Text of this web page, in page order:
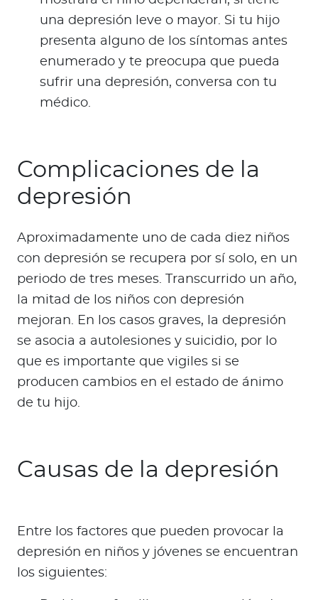
una depresión leve o mayor. Si tu hijo
presenta alguno de los síntomas antes
enumerado y te preocupa que pueda
sufrir una depresión, conversa con tu
médico.
Complicaciones de la
depresión
Aproximadamente uno de cada diez niños
con depresión se recupera por sí solo, en un
periodo de tres meses. Transcurrido un año,
la mitad de los niños con depresión
mejoran. En los casos graves, la depresión
se asocia a autolesiones y suicidio, por lo
que es importante que vigiles si se
producen cambios en el estado de ánimo
de tu hijo.
Causas de la depresión
Entre los factores que pueden provocar la
depresión en niños y jóvenes se encuentran
los siguientes: